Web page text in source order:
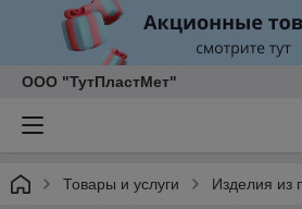
ООО "ТутПластМет"
Товары и услуги Изделия из